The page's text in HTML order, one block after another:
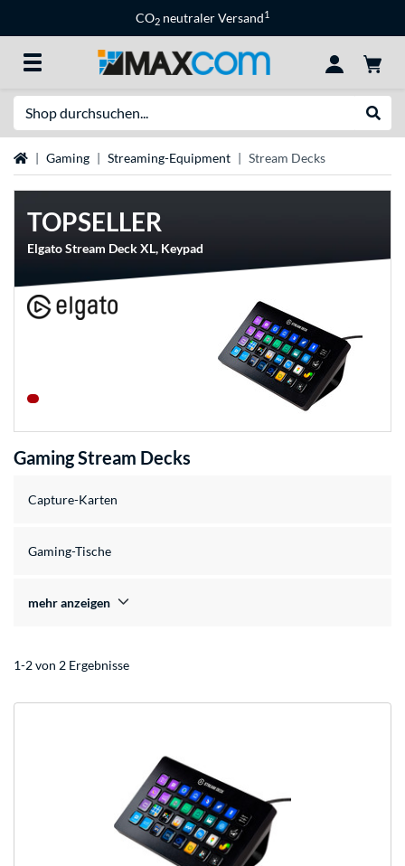
CO2 neutraler Versand1
StartseiteGaming Streaming-Equipment Stream Decks
TOPSELLER
Elgato Stream Deck XL, Keypad
Gaming Stream Decks
Capture-Karten
Gaming-Tische
mehr anzeigen
1-2 von 2 Ergebnisse